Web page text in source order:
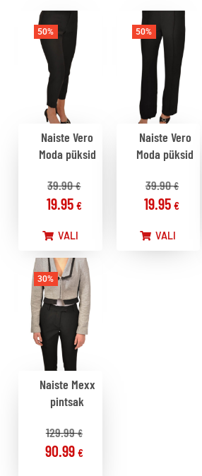
50%
Naiste Vero
Moda püksid
39.90€
19.95 €
VALI
50%
Naiste Vero
Moda püksid
39.90€
19.95€
VALI
30%
Naiste Mexx
pintsak
129.99€
90.99 €